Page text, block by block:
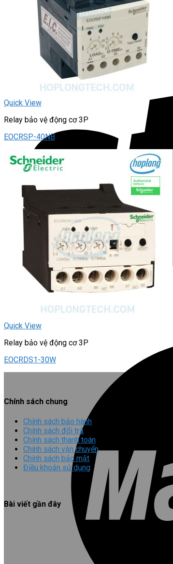
Quick View
Relay bảo vệ động cơ 3P
EOCRSP-40NB
Quick View
Relay bảo vệ động cơ 3P
EOCRDS1-30W
Chính sách chung
Chính sách bảo hành
Chính sách đổi trả
Chính sách thanh toán
Chính sách vận chuyển
Chính sách bảo mật
Điều khoản sử dụng
Bài viết gần đây